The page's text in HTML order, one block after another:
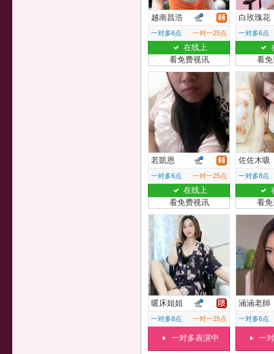
越南昌浩
一对多6点 一对一25点
在线上
看免费视讯
白玫瑰花
一对多6点
看
若凱恩
一对多6点 一对一25点
在线上
看免费视讯
佐佐木吸
一对多8点
看
暖床姐姐
一对多8点 一对一25点
一对多表演中
涵涵老師
一对多6点
一